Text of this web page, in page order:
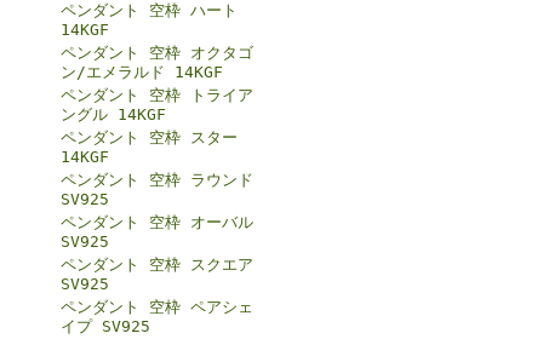
ペンダント 空枠 ハート
14KGF
ペンダント 空枠 オクタゴ
ン/エメラルド 14KGF
ペンダント 空枠 トライア
ングル 14KGF
ペンダント 空枠 スター
14KGF
ペンダント 空枠 ラウンド
SV925
ペンダント 空枠 オーバル
SV925
ペンダント 空枠 スクエア
SV925
ペンダント 空枠 ペアシェ
イプ SV925